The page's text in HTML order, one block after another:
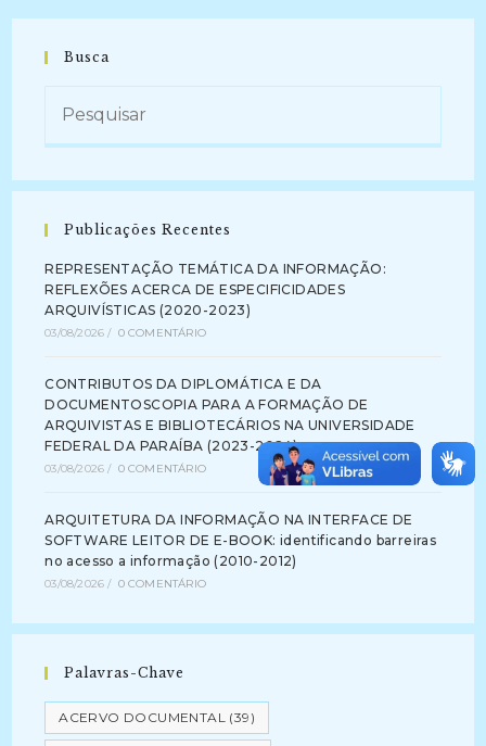
Busca
Publicações Recentes
REPRESENTAÇÃO TEMÁTICA DA INFORMAÇÃO:
REFLEXÕES ACERCA DE ESPECIFICIDADES
ARQUIVÍSTICAS (2020-2023)
03/08/2026 / 0 COMENTÁRIO
CONTRIBUTOS DA DIPLOMÁTICA E DA
DOCUMENTOSCOPIA PARA A FORMAÇÃO DE
ARQUIVISTAS E BIBLIOTECÁRIOS NA UNIVERSIDADE
FEDERAL DA PARAÍBA (2023-2024)
03/08/2026 / 0 COMENTÁRIO
ARQUITETURA DA INFORMAÇÃO NA INTERFACE DE
SOFTWARE LEITOR DE E-BOOK: identificando barreiras
no acesso a informação (2010-2012)
03/08/2026 / 0 COMENTÁRIO
Palavras-Chave
ACERVO DOCUMENTAL (39)